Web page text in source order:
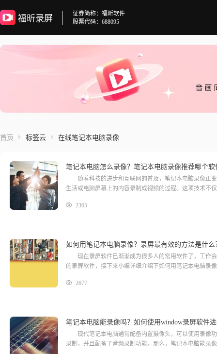
福昕录屏
证券简称：福昕软件
股票代码：688095
首页 标签云 在线笔记本电脑录像
笔记本电脑怎么录像？笔记本电脑录像推荐哪个软
随着科技的进步和互联网的普及，笔记本电脑录像正变
生活或电脑屏幕上的内容录制成视频的过程。这项技术不
2365
如何用笔记本电脑录像？录屏最有效的方法是什么
现在录屏软件已渐渐成为很多人的常用软件了，工作会
的录屏软件，接下来小编详细介绍下如何用笔记本电脑录
2677
笔记本电脑能录像吗？如何使用window录屏软件
现代笔记本电脑通常配备内置摄像头，可以使用录像功
录制，并且配备了音频录制功能。那么，笔记本电脑能录